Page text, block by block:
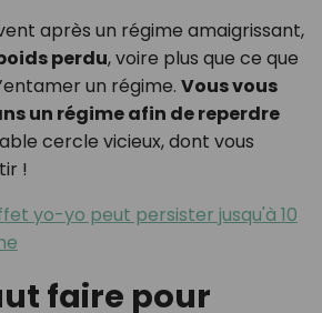
après un régime amaigrissant,
perdu, voire plus que ce que
un régime. Vous vous
un régime afin de reperdre
cercle vicieux, dont vous
!
yo-yo peut persister jusqu'à 10
faire pour